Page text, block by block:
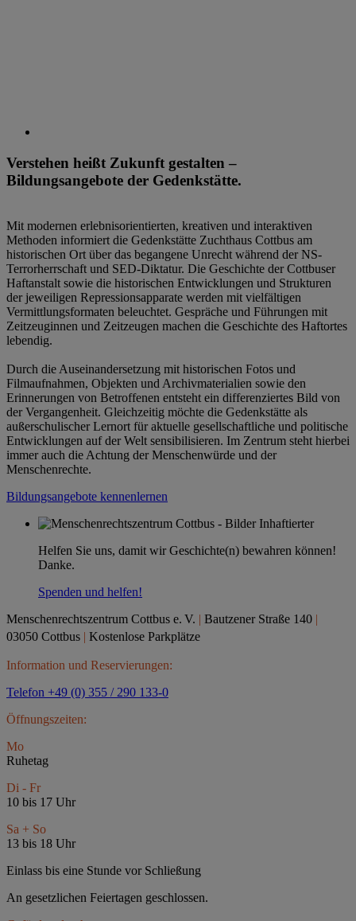
Verstehen heißt Zukunft gestalten –
Bildungsangebote der Gedenkstätte.
Mit modernen erlebnisorientierten, kreativen und interaktiven
Methoden informiert die Gedenkstätte Zuchthaus Cottbus am
historischen Ort über das begangene Unrecht während der NS-
Terrorherrschaft und SED-Diktatur. Die Geschichte der Cottbuser
Haftanstalt sowie die historischen Entwicklungen und Strukturen
der jeweiligen Repressionsapparate werden mit vielfältigen
Vermittlungsformaten beleuchtet. Gespräche und Führungen mit
Zeitzeuginnen und Zeitzeugen machen die Geschichte des Haftortes
lebendig.
Durch die Auseinandersetzung mit historischen Fotos und
Filmaufnahmen, Objekten und Archivmaterialien sowie den
Erinnerungen von Betroffenen entsteht ein differenziertes Bild von
der Vergangenheit. Gleichzeitig möchte die Gedenkstätte als
außerschulischer Lernort für aktuelle gesellschaftliche und politische
Entwicklungen auf der Welt sensibilisieren. Im Zentrum steht hierbei
immer auch die Achtung der Menschenwürde und der
Menschenrechte.
Bildungsangebote kennenlernen
Helfen Sie uns, damit wir Geschichte(n) bewahren können!
Danke.
Spenden und helfen!
Menschenrechtszentrum Cottbus e. V. | Bautzener Straße 140 |
03050 Cottbus | Kostenlose Parkplätze
Information und Reservierungen:
Telefon +49 (0) 355 / 290 133-0
Öffnungszeiten:
Mo
Ruhetag
Di - Fr
10 bis 17 Uhr
Sa + So
13 bis 18 Uhr
Einlass bis eine Stunde vor Schließung
An gesetzlichen Feiertagen geschlossen.